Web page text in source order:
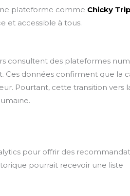
plateforme comme Chicky Trip
et accessible à tous.
consultent des plateformes
Ces données confirment que la
Pourtant, cette transition vers
pour offrir des
pourrait recevoir une liste